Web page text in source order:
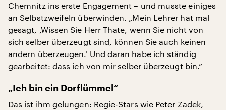
Chemnitz ins erste Engagement – und musste einiges
an Selbstzweifeln überwinden. „Mein Lehrer hat mal
gesagt, ‚Wissen Sie Herr Thate, wenn Sie nicht von
sich selber überzeugt sind, können Sie auch keinen
andern überzeugen.‘ Und daran habe ich ständig
gearbeitet: dass ich von mir selber überzeugt bin.“
„Ich bin ein Dorflümmel“
Das ist ihm gelungen: Regie-Stars wie Peter Zadek,